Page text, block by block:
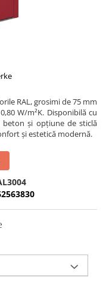
RAL, grosimi de 75 mm
W/m²K. Disponibilă cu
beton și opțiune de sticlă
și estetică modernă.